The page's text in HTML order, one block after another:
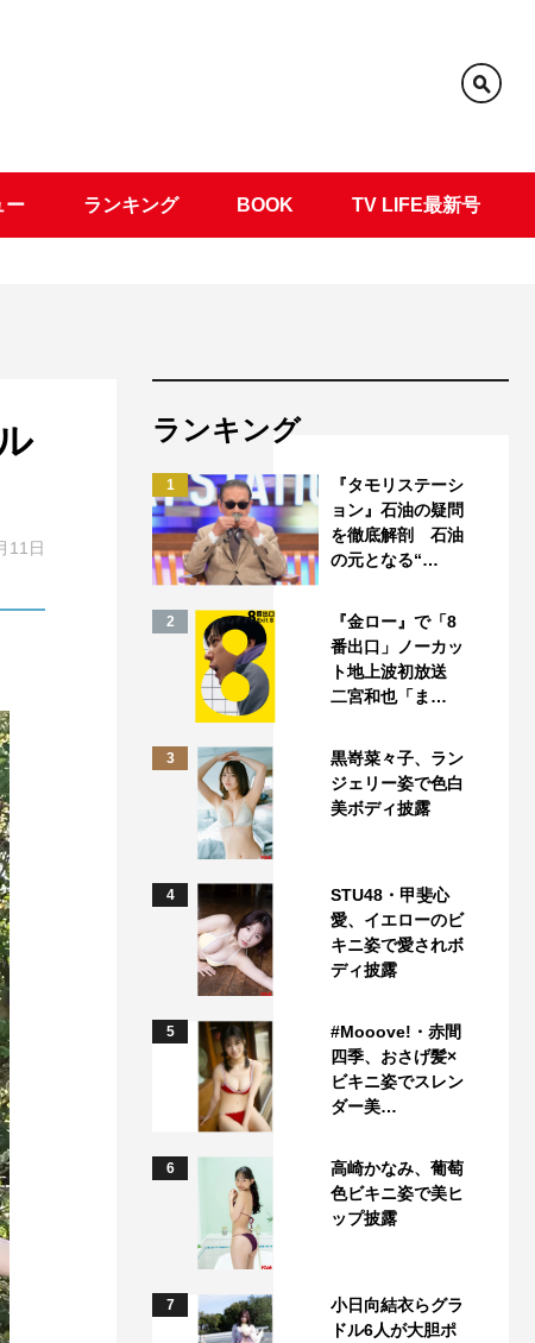
ー ランキング BOOK TV LIFE最新号
11日
ランキング
1
『タモリステーシ
ョン』石油の疑問
を徹底解剖 石油
の元となる“…
2
『金ロー』で「8
番出口」ノーカッ
ト地上波初放送
二宮和也「ま…
3
黒嵜菜々子、ラン
ジェリー姿で色白
美ボディ披露
4
STU48・甲斐心
愛、イエローのビ
キニ姿で愛されボ
ディ披露
5
#Mooove!・赤間
四季、おさげ髪×
ビキニ姿でスレン
ダー美…
6
高崎かなみ、葡萄
色ビキニ姿で美ヒ
ップ披露
7
小日向結衣らグラ
ドル6人が大胆ポ